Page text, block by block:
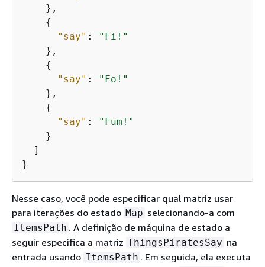
    },
{
"say" :
"Fi!"
    },
{
"say" :
"Fo!"
    },
{
"say" :
"Fum!"
    }
  ]
}
Nesse caso, você pode especificar qual matriz usar
para iterações do estado Map selecionando-a com
ItemsPath . A definição de máquina de estado a
seguir especifica a matriz ThingsPiratesSay na
entrada usando ItemsPath . Em seguida, ela executa